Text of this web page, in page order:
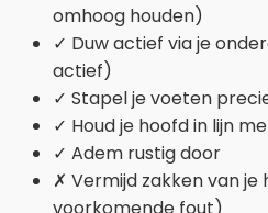
omhoog houden)
✓ Duw actief via je
actief)
✓ Stapel je voeten
✓ Houd je hoofd in lijn
✓ Adem rustig door
✗ Vermijd zakken van
voorkomende fout)